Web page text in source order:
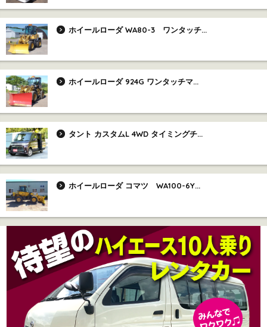
ホイールローダ WA80-3 ワンタッチ...
ホイールローダ 924G ワンタッチマ...
タント カスタムL 4WD タイミングチ...
ホイールローダ コマツ WA100-6Y...